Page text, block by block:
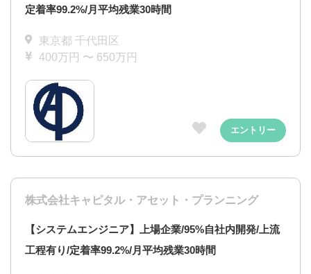
定着率99.2%/月平均残業30時間
東京都 千代田区
400万円 〜 650万円
エントリー
株式会社キャピタル・アセット・プランニング
【システムエンジニア】上場企業/95%自社内開発/上流
工程有り/定着率99.2%/月平均残業30時間